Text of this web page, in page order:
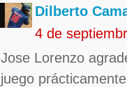
Dilberto
4 de
Jose Lorenzo
juego